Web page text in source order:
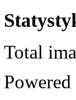
Total